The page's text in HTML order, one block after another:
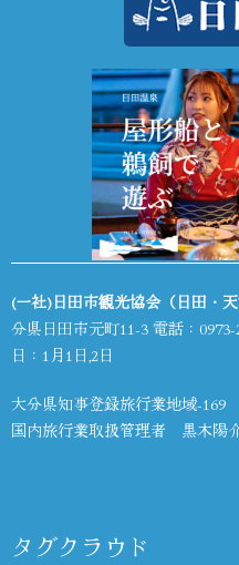
(一社)日田市観光協会（日田・
分県日田市元町11-3 電話：
日：1月1日,2日
大分県知事登録旅行業地域-169
国内旅行業取扱管理者 黒木陽
タグクラウド